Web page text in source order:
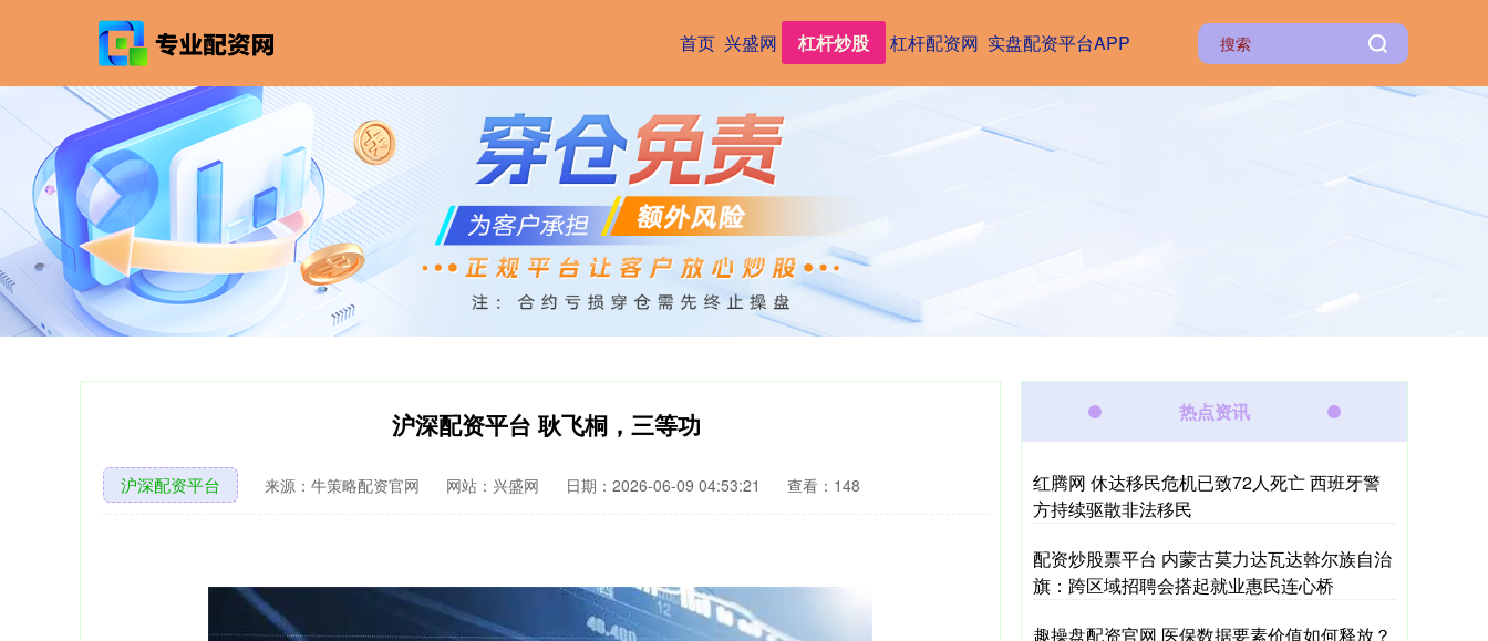
首页 兴盛网 杠杆炒股 杠杆配资网 实盘配资平台APP
沪深配资平台 耿飞桐，三等功
沪深配资平台 来源：牛策略配资官网 网站：兴盛网 日期：2026-06-09 04:53:21 查看：148
热点资讯
红腾网 休达移民危机已致72人死亡 西班牙警
方持续驱散非法移民
配资炒股票平台 内蒙古莫力达瓦达斡尔族自治
旗：跨区域招聘会搭起就业惠民连心桥
趣操盘配资官网 医保数据要素价值如何释放？